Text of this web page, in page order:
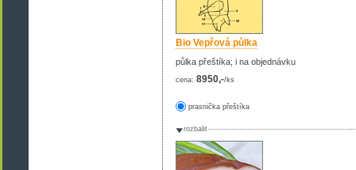
Bio Vepřová půlka
půlka přeštíka; i na objednávku
cena: 8950,-/ks
prasnička přeštíka
rozbalit